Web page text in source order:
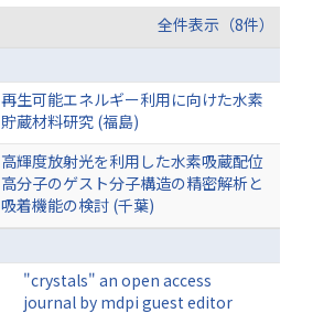
全件表示（8件）
再生可能エネルギー利用に向けた水素
貯蔵材料研究 (福島)
高輝度放射光を利用した水素吸蔵配位
高分子のゲスト分子構造の精密解析と
吸着機能の検討 (千葉)
"crystals" an open access
journal by mdpi guest editor